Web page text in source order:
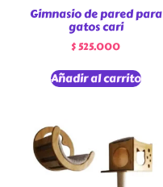
Gimnasio de pared para
gatos cari
$525.000
Añadir al carrito